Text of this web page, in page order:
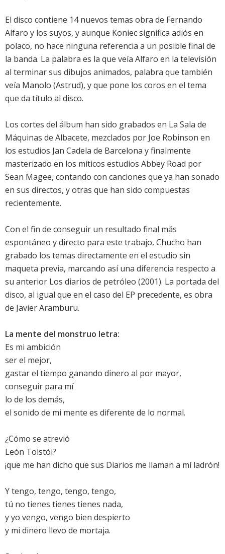
El disco contiene 14 nuevos temas obra de Fernando
Alfaro y los suyos, y aunque Koniec significa adiós en
polaco, no hace ninguna referencia a un posible final de
la banda. La palabra es la que veía Alfaro en la televisión
al terminar sus dibujos animados, palabra que también
veía Manolo (Astrud), y que pone los coros en el tema
que da título al disco.
Los cortes del álbum han sido grabados en La Sala de
Máquinas de Albacete, mezclados por Joe Robinson en
los estudios Jan Cadela de Barcelona y finalmente
masterizado en los míticos estudios Abbey Road por
Sean Magee, contando con canciones que ya han sonado
en sus directos, y otras que han sido compuestas
recientemente.
Con el fin de conseguir un resultado final más
espontáneo y directo para este trabajo, Chucho han
grabado los temas directamente en el estudio sin
maqueta previa, marcando así una diferencia respecto a
su anterior Los diarios de petróleo (2001). La portada del
disco, al igual que en el caso del EP precedente, es obra
de Javier Aramburu.
La mente del monstruo letra:
Es mi ambición
ser el mejor,
gastar el tiempo ganando dinero al por mayor,
conseguir para mí
lo de los demás,
el sonido de mi mente es diferente de lo normal.
¿Cómo se atrevió
León Tolstói?
¡que me han dicho que sus Diarios me llaman a mí ladrón!
Y tengo, tengo, tengo, tengo,
tú no tienes tienes tienes nada,
y yo vengo, vengo bien despierto
y mi dinero llevo de mortaja.